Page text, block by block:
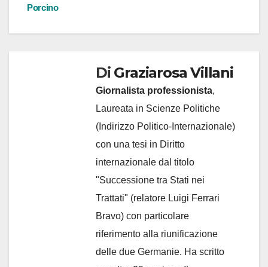
Porcino
Di Graziarosa Villani
Giornalista professionista,
Laureata in Scienze Politiche
(Indirizzo Politico-Internazionale)
con una tesi in Diritto
internazionale dal titolo
"Successione tra Stati nei
Trattati" (relatore Luigi Ferrari
Bravo) con particolare
riferimento alla riunificazione
delle due Germanie. Ha scritto